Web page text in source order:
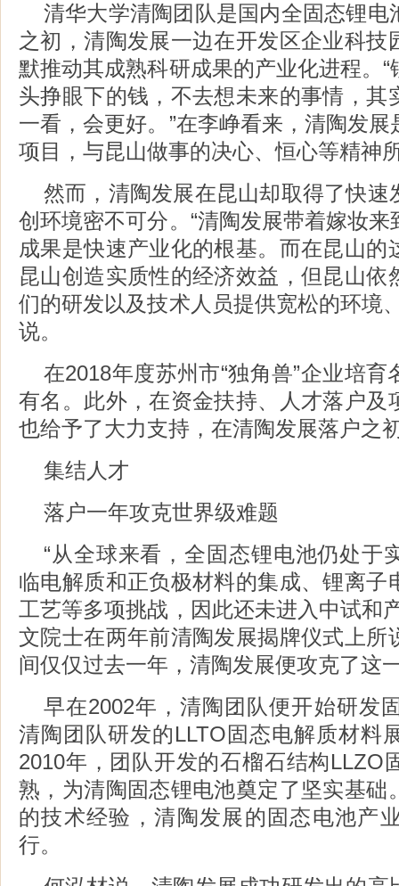
清华大学清陶团队是国内全固态锂电
之初，清陶发展一边在开发区企业科技
默推动其成熟科研成果的产业化进程。
头挣眼下的钱，不去想未来的事情，其
一看，会更好。”在李峥看来，清陶发
项目，与昆山做事的决心、恒心等精神
然而，清陶发展在昆山却取得了快速
创环境密不可分。“清陶发展带着嫁妆
成果是快速产业化的根基。而在昆山的
昆山创造实质性的经济效益，但昆山依
们的研发以及技术人员提供宽松的环境
说。
在2018年度苏州市“独角兽”企业培
有名。此外，在资金扶持、人才落户及
也给予了大力支持，在清陶发展落户之
集结人才
落户一年攻克世界级难题
“从全球来看，全固态锂电池仍处于
临电解质和正负极材料的集成、锂离子
工艺等多项挑战，因此还未进入中试和
文院士在两年前清陶发展揭牌仪式上所
间仅仅过去一年，清陶发展便攻克了这
早在2002年，清陶团队便开始研发
清陶团队研发的LLTO固态电解质材料
2010年，团队开发的石榴石结构LLZO
熟，为清陶固态锂电池奠定了坚实基础
的技术经验，清陶发展的固态电池产
行。